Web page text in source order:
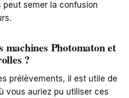
peut semer la confusion
machines Photomaton et
?
prélèvements, il est utile de
vous auriez pu utiliser ces